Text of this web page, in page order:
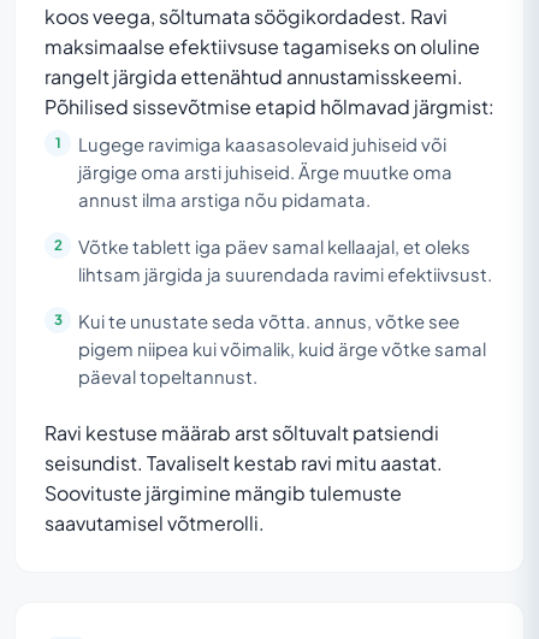
koos veega, sõltumata söögikordadest. Ravi
maksimaalse efektiivsuse tagamiseks on oluline
rangelt järgida ettenähtud annustamisskeemi.
Põhilised sissevõtmise etapid hõlmavad järgmist:
Lugege ravimiga kaasasolevaid juhiseid või
järgige oma arsti juhiseid. Ärge muutke oma
annust ilma arstiga nõu pidamata.
Võtke tablett iga päev samal kellaajal, et oleks
lihtsam järgida ja suurendada ravimi efektiivsust.
Kui te unustate seda võtta. annus, võtke see
pigem niipea kui võimalik, kuid ärge võtke samal
päeval topeltannust.
Ravi kestuse määrab arst sõltuvalt patsiendi
seisundist. Tavaliselt kestab ravi mitu aastat.
Soovituste järgimine mängib tulemuste
saavutamisel võtmerolli.